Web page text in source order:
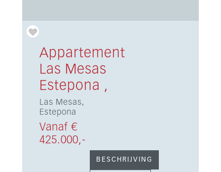
Appartement
Las Mesas
Estepona ,
Las Mesas,
Estepona
Vanaf €
425.000,-
BESCHRIJVING